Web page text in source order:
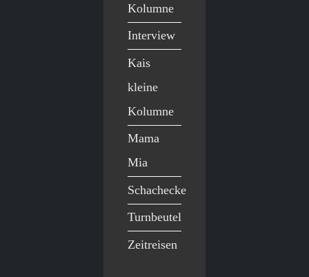
Kolumne
Interview
Kais
kleine
Kolumne
Mama
Mia
Schachecke
Turnbeutel
Zeitreisen